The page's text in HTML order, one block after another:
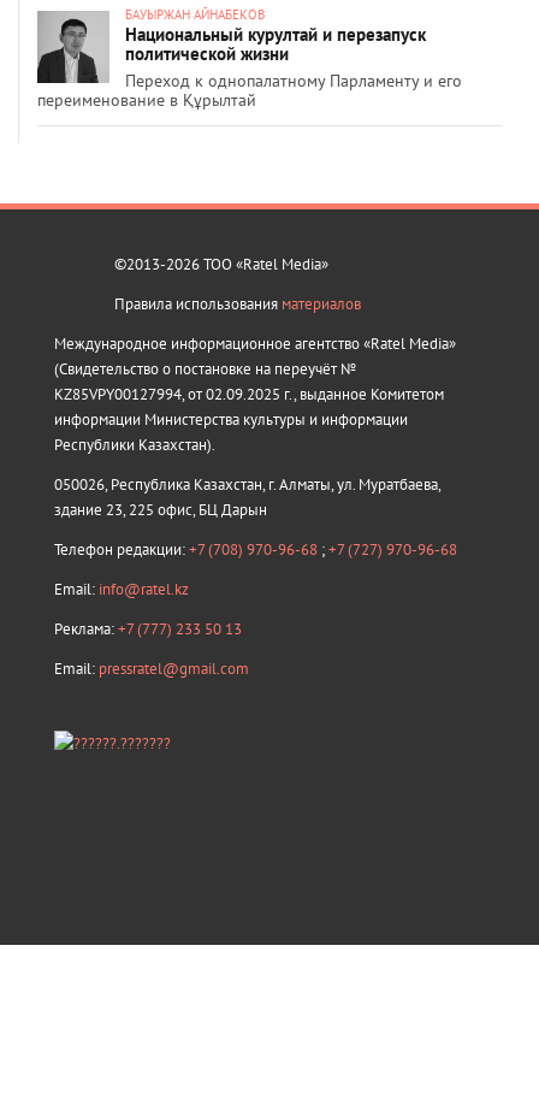
БАУЫРЖАН АЙНАБЕКОВ
Национальный курултай и перезапуск
политической жизни
Переход к однопалатному Парламенту и его
переименование в Құрылтай
©2013-2026 ТОО «Ratel Media»
Правила использования материалов
Международное информационное агентство «Ratel Media»
(Свидетельство о постановке на переучёт №
KZ85VPY00127994, от 02.09.2025 г., выданное Комитетом
информации Министерства культуры и информации
Республики Казахстан).
050026, Республика Казахстан, г. Алматы, ул. Муратбаева,
здание 23, 225 офис, БЦ Дарын
Телефон редакции:+7 (708) 970-96-68 ;+7 (727) 970-96-68
Email: info@ratel.kz
Реклама:+7 (777) 233 50 13
Email: pressratel@gmail.com